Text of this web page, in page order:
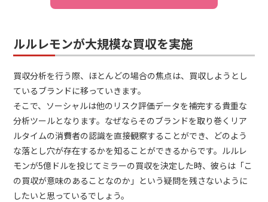
ルルレモンが大規模な買収を実施
買収分析を行う際、ほとんどの場合の焦点は、買収しようとし
ているブランドに移っていきます。
そこで、ソーシャルは他のリスク評価データを補完する貴重な
分析ツールとなります。なぜならそのブランドを取り巻くリア
ルタイムの消費者の認識を直接観察することができ、どのよう
な落とし穴が存在するかを知ることができるからです。ルルレ
モンが5億ドルを投じてミラーの買収を決定した時、彼らは「こ
の買収が意味のあることなのか」という疑問を残さないように
したいと思っているでしょう。